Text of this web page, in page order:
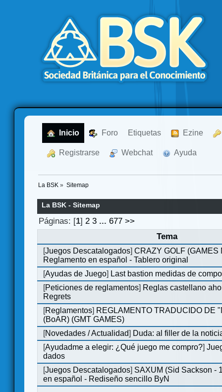
Inicio Foro Etiquetas Ezine
Registrarse Webchat Ayuda
La BSK » Sitemap
La BSK - Sitemap
Páginas: [1]2 3 ...677 >>
Tema
[Juegos Descatalogados]CRAZY GOLF (GAMES
Reglamento en español - Tablero original
[Ayudas de Juego] Last bastion medidas de
[Peticiones de reglamentos] Reglas castellano
Regrets
[Reglamentos] REGLAMENTO TRADUCIDO DE
(BoAR) (GMT GAMES)
[Novedades / Actualidad] Duda: al filler de la
[Ayudadme a elegir: ¿Qué juego me compro?]
dados
[Juegos Descatalogados] SAXUM (Sid Sackson -
en español - Rediseño sencillo ByN